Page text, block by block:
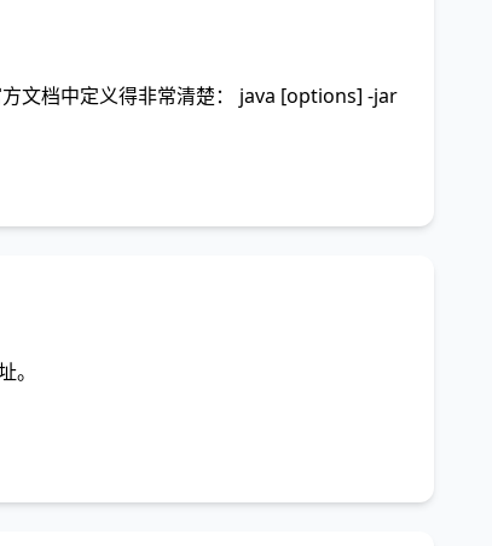
文档中定义得非常清楚： java [options] -jar
。